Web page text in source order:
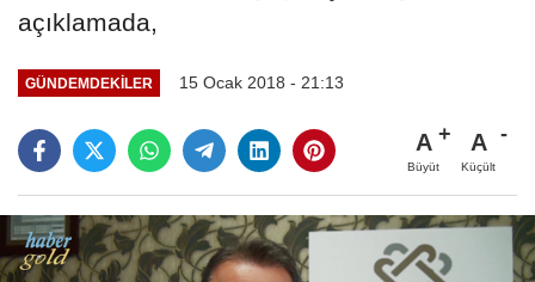
açıklamada,
GÜNDEMDEKILER 15 Ocak 2018 - 21:13
A
Büyüt
A
Küçült